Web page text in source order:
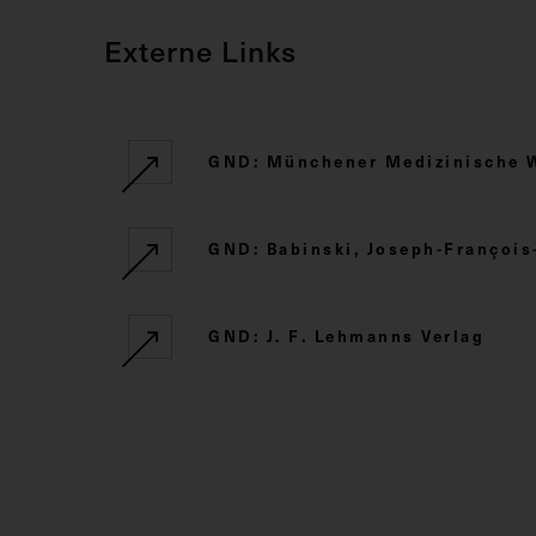
Externe Links
GND: Münchener Medizinische
GND: Babinski, Joseph-
GND: J. F. Lehmanns Verlag